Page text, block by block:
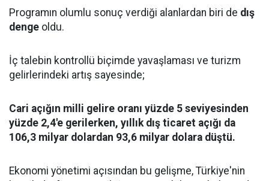
Programın olumlu sonuç verdiği alanlardan biri de dış
denge oldu.
İç talebin kontrollü biçimde yavaşlaması ve turizm
gelirlerindeki artış sayesinde;
Cari açığın milli gelire oranı yüzde 5 seviyesinden
yüzde 2,4'e gerilerken, yıllık dış ticaret açığı da
106,3 milyar dolardan 93,6 milyar dolara düştü.
Ekonomi yönetimi açısından bu gelişme, Türkiye'nin